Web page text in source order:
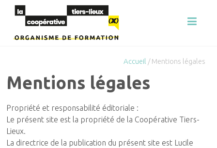
La
Coopérative
| Organisme
de
formation
Transformons
ensemble
organisation
Accueil / Mentions légales
Mentions légales
Propriété et responsabilité éditoriale :
Le présent site est la propriété de la Coopérative Tiers-
Lieux.
La directrice de la publication du présent site est Lucile